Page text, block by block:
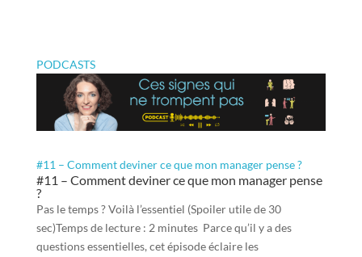
PODCASTS
#11 – Comment deviner ce que mon manager pense ?
#11 – Comment deviner ce que mon manager pense
?
Pas le temps ? Voilà l’essentiel (Spoiler utile de 30
sec)Temps de lecture : 2 minutes Parce qu’il y a des
questions essentielles, cet épisode éclaire les